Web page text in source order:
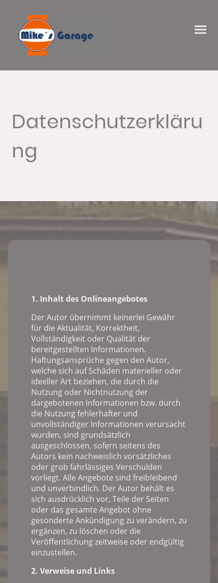
Datenschutzerkläru
ng
1. Inhalt des Onlineangebotes
Der Autor übernimmt keinerlei Gewähr
für die Aktualität, Korrektheit,
Vollständigkeit oder Qualität der
bereitgestellten Informationen.
Haftungsansprüche gegen den Autor,
welche sich auf Schäden materieller oder
ideeller Art beziehen, die durch die
Nutzung oder Nichtnutzung der
dargebotenen Informationen bzw. durch
die Nutzung fehlerhafter und
unvollständiger Informationen verursacht
wurden, sind grundsätzlich
ausgeschlossen, sofern seitens des
Autors kein nachweislich vorsätzliches
oder grob fahrlässiges Verschulden
vorliegt. Alle Angebote sind freibleibend
und unverbindlich. Der Autor behält es
sich ausdrücklich vor, Teile der Seiten
oder das gesamte Angebot ohne
gesonderte Ankündigung zu verändern, zu
ergänzen, zu löschen oder die
Veröffentlichung zeitweise oder endgültig
einzustellen.
2. Verweise und Links